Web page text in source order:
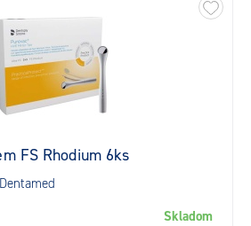
FS Rhodium 6ks
Skladom